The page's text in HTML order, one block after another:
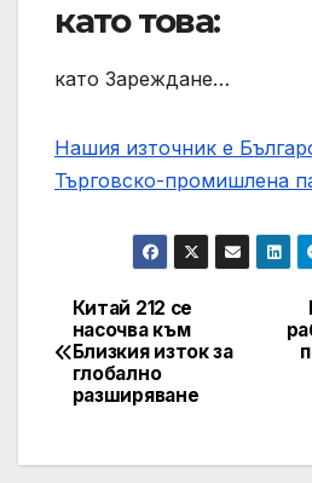
като това:
като Зареждане…
Нашия източник е
Търговско-промишлена
Post
navigation
Китай 212 се
насочва към
Близкия изток за
глобално
разширяване